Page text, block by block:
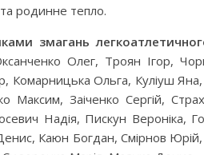
родинне тепло.
змагань
Олег, Троян Ігор,
Комарницька Ольга, Куліуш
Максим, Заіченко Сергій,
Надія, Пискун Вероніка,
Каюн Богдан, Смірнов